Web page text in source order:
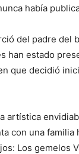
había
del padre del
han estado
que decidió
artística
con una familia
Los gemelos